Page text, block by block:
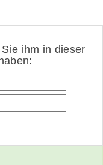
ihm in dieser